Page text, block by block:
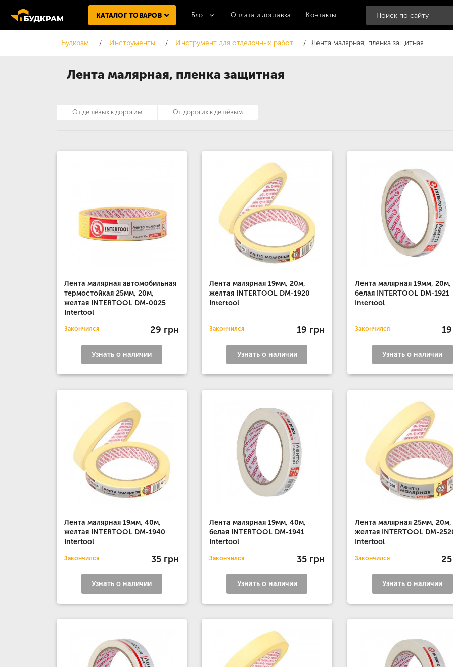
Лента малярная, пленка защитная
КАТАЛОГ ТОВАРОВ Блог Оплата и доставка Контакты
Будкрам Инструменты Инструмент для отделочных работ Лента малярная, пленка защитная
Лента малярная автомобильная
термостойкая 25мм, 20м,
желтая INTERTOOL DM-0025
Intertool
Закончился 29 грн
Узнать о наличии
Лента малярная 19мм, 20м,
желтая INTERTOOL DM-1920
Intertool
Закончился 19 грн
Узнать о наличии
Лента малярная 19мм, 20м,
белая INTERTOOL DM-1921
Intertool
Закончился
Узнать о наличии
Лента малярная 19мм, 40м,
желтая INTERTOOL DM-1940
Intertool
Закончился 35 грн
Узнать о наличии
Лента малярная 19мм, 40м,
белая INTERTOOL DM-1941
Intertool
Закончился 35 грн
Узнать о наличии
Лента малярная 25мм, 20м,
желтая INTERTOOL DM-
Intertool
Закончился
Узнать о наличии
От дешёвых к дорогим От дорогих к дешёвым